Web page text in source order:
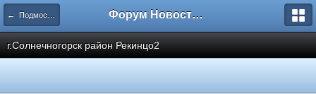
← Подмосковье Форум Новостройки
г.Солнечногорск район Рекинцо2